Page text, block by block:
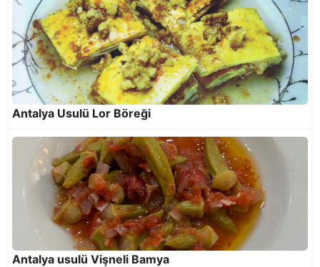
Bir Antalya Lezzeti; Ovalamaç
Antalya Usulü Lor Böreği
Antalya usulü Vişneli Bamya